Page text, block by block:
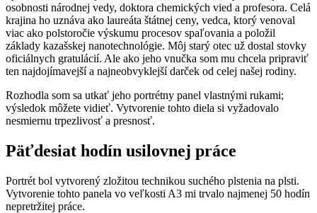
osobnosti národnej vedy, doktora chemických vied a profesora. Celá
krajina ho uznáva ako laureáta štátnej ceny, vedca, ktorý venoval
viac ako polstoročie výskumu procesov spaľovania a položil
základy kazašskej nanotechnológie. Môj starý otec už dostal stovky
oficiálnych gratulácií. Ale ako jeho vnučka som mu chcela pripraviť
ten najdojímavejší a najneobvyklejší darček od celej našej rodiny.
Rozhodla som sa utkať jeho portrétny panel vlastnými rukami;
výsledok môžete vidieť. Vytvorenie tohto diela si vyžadovalo
nesmiernu trpezlivosť a presnosť.
Päťdesiat hodín usilovnej práce
Portrét bol vytvorený zložitou technikou suchého plstenia na plsti.
Vytvorenie tohto panela vo veľkosti A3 mi trvalo najmenej 50 hodín
nepretržitej práce.